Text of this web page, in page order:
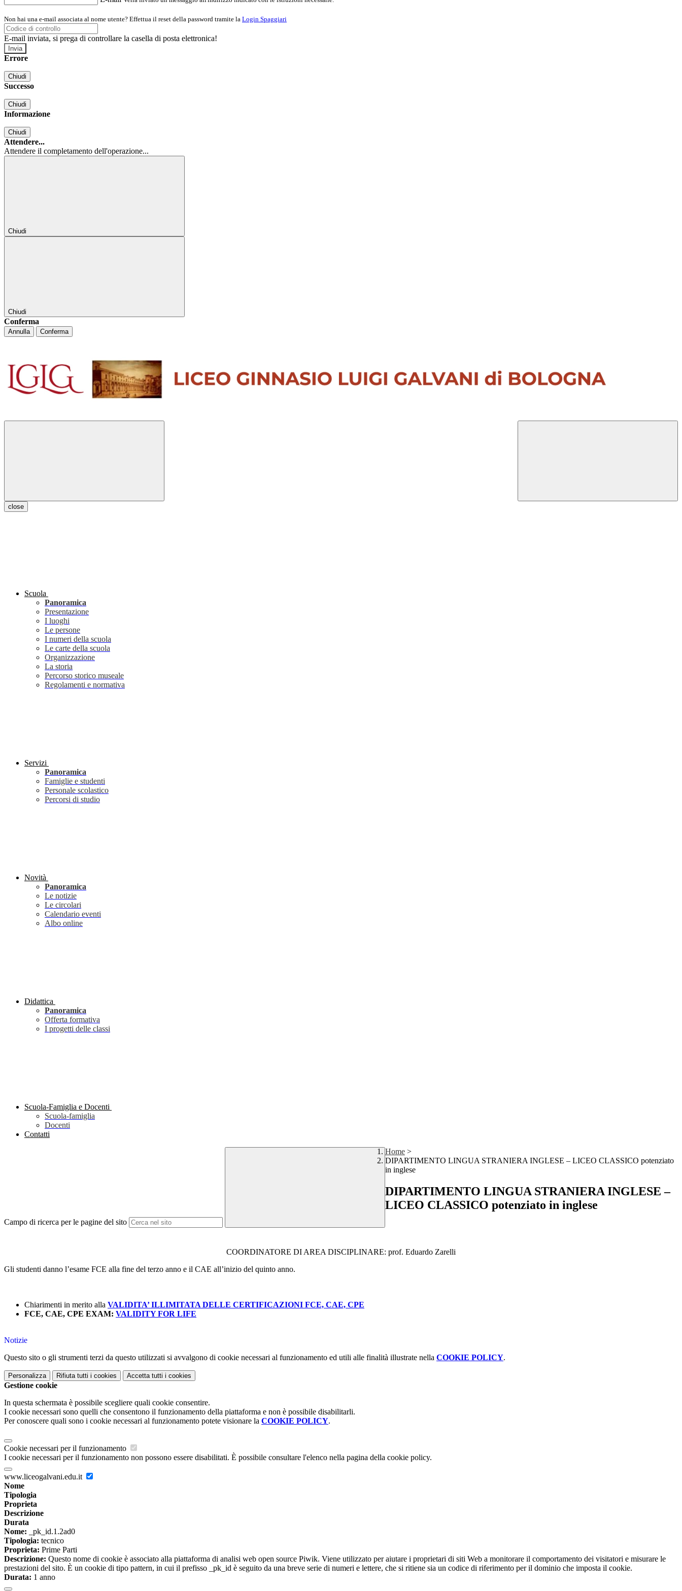
Non hai una e-mail associata al nome utente? Effettua il reset della password tramite la Login Spaggiari
E-mail inviata, si prega di controllare la casella di posta elettronica!
Errore
Chiudi
Successo
Chiudi
Informazione
Chiudi
Attendere...
Attendere il completamento dell'operazione...
Chiudi
Chiudi
Conferma
Annulla Conferma
close
Scuola
Panoramica
Presentazione
I luoghi
Le persone
I numeri della scuola
Le carte della scuola
Organizzazione
La storia
Percorso storico museale
Regolamenti e normativa
Servizi
Panoramica
Famiglie e studenti
Personale scolastico
Percorsi di studio
Novità
Panoramica
Le notizie
Le circolari
Calendario eventi
Albo online
Didattica
Panoramica
Offerta formativa
I progetti delle classi
Scuola-Famiglia e Docenti
Scuola-famiglia
Docenti
Contatti
Campo di ricerca per le pagine del sito
Home >
DIPARTIMENTO LINGUA STRANIERA INGLESE – LICEO CLASSICO potenziato
in inglese
DIPARTIMENTO LINGUA STRANIERA INGLESE –
LICEO CLASSICO potenziato in inglese
COORDINATORE DI AREA DISCIPLINARE: prof. Eduardo Zarelli
Gli studenti danno l’esame FCE alla fine del terzo anno e il CAE all’inizio del quinto anno.
Chiarimenti in merito alla VALIDITA’ ILLIMITATA DELLE CERTIFICAZIONI FCE, CAE, CPE
FCE, CAE, CPE EXAM: VALIDITY FOR LIFE
Notizie
Questo sito o gli strumenti terzi da questo utilizzati si avvalgono di cookie necessari al funzionamento ed utili alle finalità illustrate nella COOKIE POLICY.
Personalizza Rifiuta tutti i cookies Accetta tutti i cookies
Gestione cookie
In questa schermata è possibile scegliere quali cookie consentire.
I cookie necessari sono quelli che consentono il funzionamento della piattaforma e non è possibile disabilitarli.
Per conoscere quali sono i cookie necessari al funzionamento potete visionare la COOKIE POLICY.
Cookie necessari per il funzionamento
I cookie necessari per il funzionamento non possono essere disabilitati. È possibile consultare l'elenco nella pagina della cookie policy.
www.liceogalvani.edu.it
Nome
Tipologia
Proprieta
Descrizione
Durata
Nome: _pk_id.1.2ad0
Tipologia: tecnico
Proprieta: Prime Parti
Descrizione: Questo nome di cookie è associato alla piattaforma di analisi web open source Piwik. Viene utilizzato per aiutare i proprietari di siti Web a monitorare il comportamento dei visitatori e misurare le
prestazioni del sito. È un cookie di tipo pattern, in cui il prefisso _pk_id è seguito da una breve serie di numeri e lettere, che si ritiene sia un codice di riferimento per il dominio che imposta il cookie.
Durata: 1 anno